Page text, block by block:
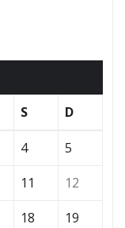
S D
4
5
11
12
18
19